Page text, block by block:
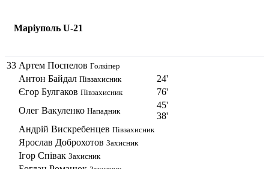
Маріуполь U-21
33 Артем Поспелов Голкіпер
Антон Байдал Півзахисник
24'
Єгор Булгаков Півзахисник
76'
Олег Вакуленко Нападник
45'
38'
Андрій Вискребенцев Півзахисник
Ярослав Доброхотов Захисник
Ігор Співак Захисник